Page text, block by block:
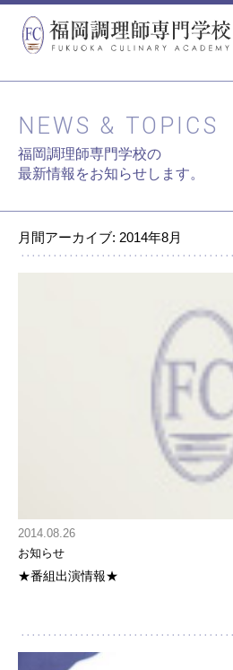
NEWS & TOPICS
福岡調理師専門学校の
最新情報をお知らせします。
月間アーカイブ: 2014年8月
2014.08.26
お知らせ
★番組出演情報★